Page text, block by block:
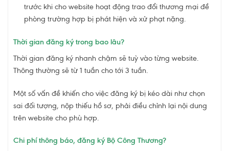
trước khi cho website hoạt động trao đổi thương mại đề
phòng trường hợp bị phát hiện và xử phạt nặng.
Thời gian đăng ký trong bao lâu?
Thời gian đăng ký nhanh chậm sẽ tuỳ vào từng website.
Thông thường sẽ từ 1 tuần cho tới 3 tuần.
Một số vấn đề khiến cho việc đăng ký bị kéo dài như chọn
sai đối tượng, nộp thiếu hồ sơ, phải điều chỉnh lại nội dung
trên website cho phù hợp.
Chi phí thông báo, đăng ký Bộ Công Thương?